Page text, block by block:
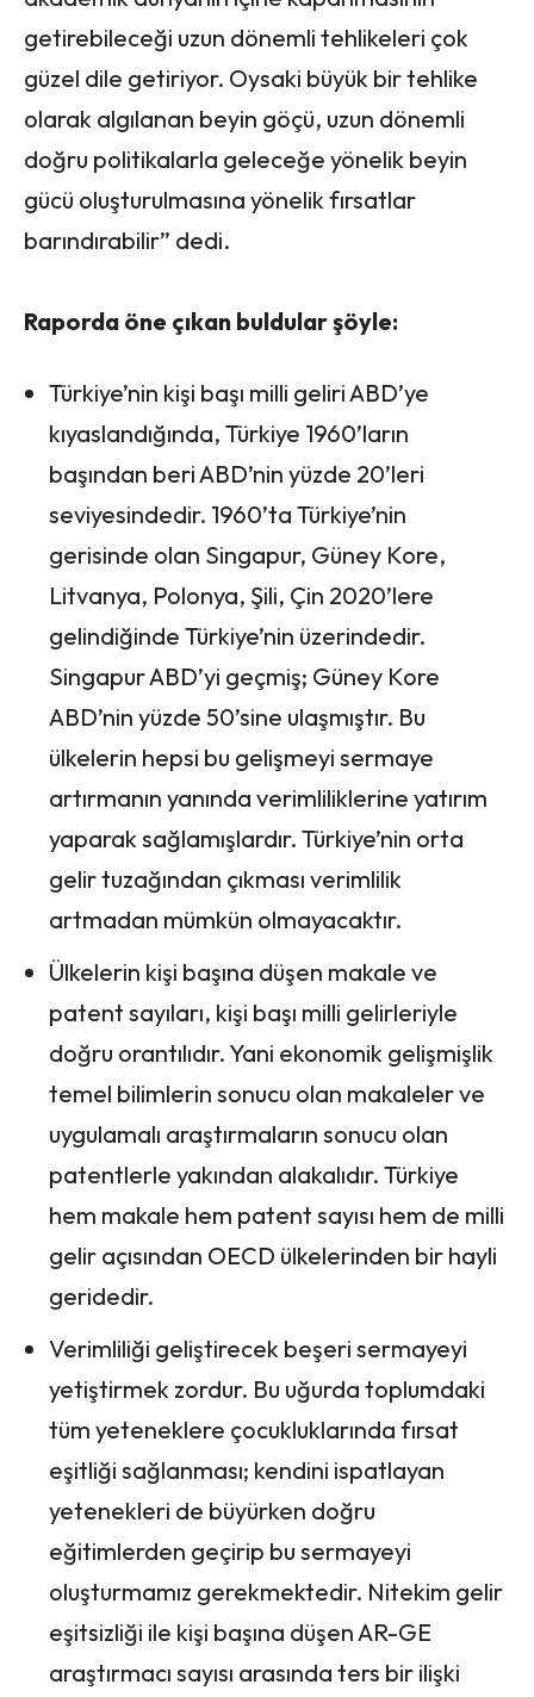
getirebileceği uzun dönemli tehlikeleri çok
güzel dile getiriyor. Oysaki büyük bir tehlike
olarak algılanan beyin göçü, uzun dönemli
doğru politikalarla geleceğe yönelik beyin
gücü oluşturulmasına yönelik fırsatlar
barındırabilir” dedi.
Raporda öne çıkan buldular şöyle:
Türkiye’nin kişi başı milli geliri ABD’ye
kıyaslandığında, Türkiye 1960’ların
başından beri ABD’nin yüzde 20’leri
seviyesindedir. 1960’ta Türkiye’nin
gerisinde olan Singapur, Güney Kore,
Litvanya, Polonya, Şili, Çin 2020’lere
gelindiğinde Türkiye’nin üzerindedir.
Singapur ABD’yi geçmiş; Güney Kore
ABD’nin yüzde 50’sine ulaşmıştır. Bu
ülkelerin hepsi bu gelişmeyi sermaye
artırmanın yanında verimliliklerine yatırım
yaparak sağlamışlardır. Türkiye’nin orta
gelir tuzağından çıkması verimlilik
artmadan mümkün olmayacaktır.
Ülkelerin kişi başına düşen makale ve
patent sayıları, kişi başı milli gelirleriyle
doğru orantılıdır. Yani ekonomik gelişmişlik
temel bilimlerin sonucu olan makaleler ve
uygulamalı araştırmaların sonucu olan
patentlerle yakından alakalıdır. Türkiye
hem makale hem patent sayısı hem de milli
gelir açısından OECD ülkelerinden bir hayli
geridedir.
Verimliliği geliştirecek beşeri sermayeyi
yetiştirmek zordur. Bu uğurda toplumdaki
tüm yeteneklere çocukluklarında fırsat
eşitliği sağlanması; kendini ispatlayan
yetenekleri de büyürken doğru
eğitimlerden geçirip bu sermayeyi
oluşturmamız gerekmektedir. Nitekim gelir
eşitsizliği ile kişi başına düşen AR-GE
araştırmacı sayısı arasında ters bir ilişki